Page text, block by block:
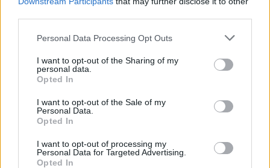
Personal Data Processing Opt Outs
I want to opt-out of the Sharing of my
personal data.
Opted In
I want to opt-out of the Sale of my
Personal Data.
Opted In
I want to opt-out of processing my
Personal Data for Targeted Advertising.
Opted In
Η νομική του ομάδα ανακοίνωσε ότι κατέθεσε
επείγουσα αίτηση αποφυλάκισηςστο
Νότιο
Περιφερειακό Δικαστήριο της Νέας Υόρκης
επισημαίνοντας τηνομική αυθαιρεσία της
υπόθεσης.